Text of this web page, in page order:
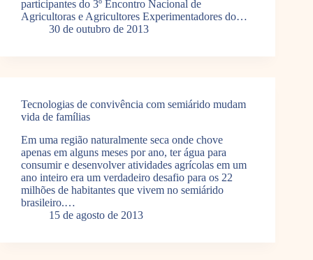
participantes do 3º Encontro Nacional de
Agricultoras e Agricultores Experimentadores do…
30 de outubro de 2013
Tecnologias de convivência com semiárido mudam
vida de famílias
Em uma região naturalmente seca onde chove
apenas em alguns meses por ano, ter água para
consumir e desenvolver atividades agrícolas em um
ano inteiro era um verdadeiro desafio para os 22
milhões de habitantes que vivem no semiárido
brasileiro.…
15 de agosto de 2013